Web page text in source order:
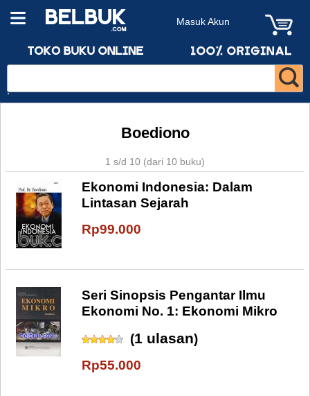
Masuk Akun
Boediono
1 s/d 10 (dari 10 buku)
Ekonomi Indonesia: Dalam
Lintasan Sejarah
Rp99.000
Seri Sinopsis Pengantar Ilmu
Ekonomi No. 1: Ekonomi Mikro
(1 ulasan)
Rp55.000